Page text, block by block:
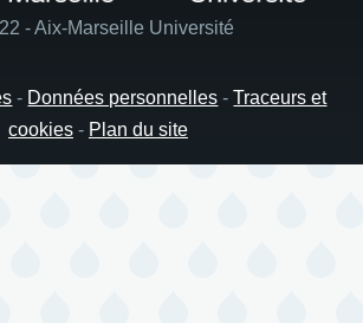
- Aix-Marseille Université
- Données personnelles -Traceurs et
cookies- Plan du site